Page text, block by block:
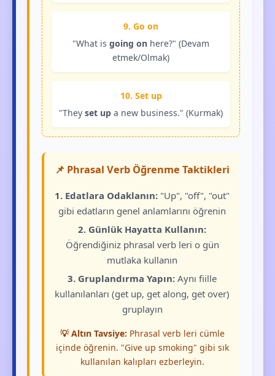
9. Go on
"What isgoing on here?" (Devam
etmek/Olmak)
10. Set up
"Theyset up a new business." (Kurmak)
📌 Phrasal Verb Öğrenme Taktikleri
1. Edatlara Odaklanın: "Up", "off", "out"
gibi edatların genel anlamlarını öğrenin
2. Günlük Hayatta Kullanın:
Öğrendiğiniz phrasal verb leri o gün
mutlaka kullanın
3. Gruplandırma Yapın: Aynı fiille
kullanılanları (get up, get along, get over)
gruplayın
💡 Altın Tavsiye: Phrasal verb leri cümle
içinde öğrenin. "Give up smoking" gibi sık
kullanılan kalıpları ezberleyin.